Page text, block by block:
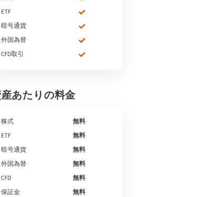
ETF
暗号通貨
外国為替
CFD取引
あたりの料金
株式
無料
ETF
無料
暗号通貨
無料
外国為替
無料
CFD
無料
保証金
無料